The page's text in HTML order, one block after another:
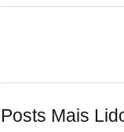
Posts Mais